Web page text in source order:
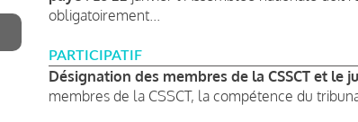
obligatoirement...
PARTICIPATIF
Désignation des membres de la CSSCT et le
membres de la CSSCT, la compétence du